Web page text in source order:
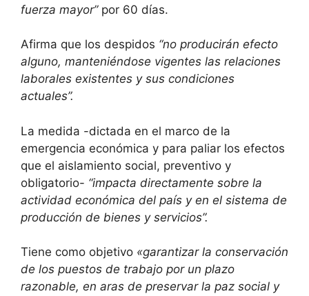
fuerza mayor”por 60 días.
Afirma que los despidos “no producirán efecto
alguno, manteniéndose vigentes las relaciones
laborales existentes y sus condiciones
actuales”.
La medida -dictada en el marco de la
emergencia económica y para paliar los efectos
que el aislamiento social, preventivo y
obligatorio- “impacta directamente sobre la
actividad económica del país y en el sistema de
producción de bienes y servicios”.
Tiene como objetivo «garantizar la conservación
de los puestos de trabajo por un plazo
razonable, en aras de preservar la paz social y